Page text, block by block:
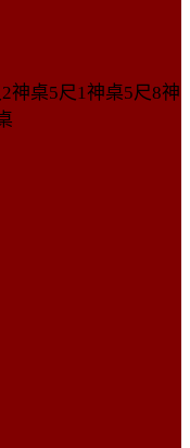
神桌5尺1神桌5尺8神